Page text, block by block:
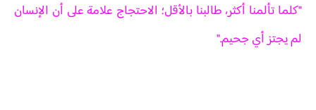
"كلما تألمنا أكثر، طالبنا بالأقل؛ الاحتجاج علامة على أن الإنسان
لم يجتز أي جحيم."